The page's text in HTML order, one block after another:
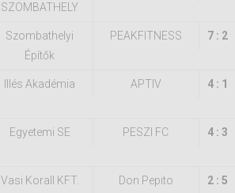
SZOMBATHELY
Szombathelyi
Építők
PEAKFITNESS 7 : 2
Illés Akadémia APTIV 4 : 1
Egyetemi SE PESZI FC 4 : 3
Vasi Korall KFT. Don Pepito 2 : 5